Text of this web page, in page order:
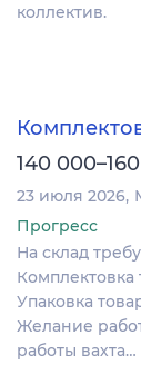
коллектив.
140
23 июля 2026
Прогресс
На склад
Упаковка
Желание
работы вахта…